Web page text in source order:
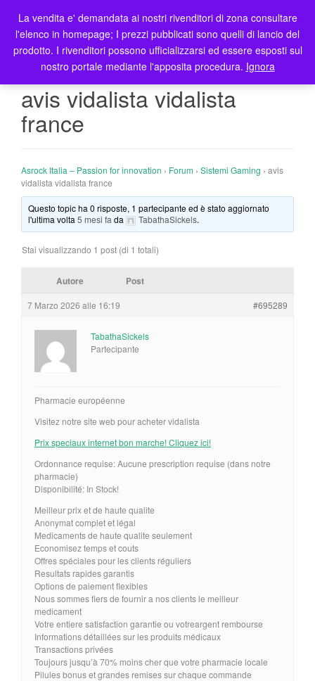
T
o
g
l
a
i
avis vidalista vidalista
france
Asrock Italia – Passion for innovation › Forum › Sistemi Gaming › avis
vidalista vidalista france
Questo topic ha 0 risposte, 1 partecipante ed è stato aggiornato
l'ultima volta5 mesi fa da TabathaSickels.
Stai visualizzando 1 post (di 1 totali)
Autore Post
7 Marzo 2026 alle 16:19 #695289
TabathaSickels
Partecipante
Pharmacie européenne
Visitez notre site web pour acheter vidalista
Prix speciaux internet bon marche! Cliquez ici!
Ordonnance requise: Aucune prescription requise (dans notre
pharmacie)
Disponibilité: In Stock!
Meilleur prix et de haute qualite
Anonymat complet et légal
Medicaments de haute qualite seulement
Economisez temps et couts
Offres spéciales pour les clients réguliers
Resultats rapides garantis
Options de paiement flexibles
Nous sommes fiers de fournir a nos clients le meilleur
medicament
Votre entiere satisfaction garantie ou votreargent rembourse
Informations détaillées sur les produits médicaux
Transactions privées
Toujours jusqu’à 70% moins cher que votre pharmacie locale
Pilules bonus et grandes remises sur chaque commande
La vendita e' demandata ai nostri rivenditori di zona consultare
l'elenco in homepage; I prezzi pubblicati sono quelli di lancio del
prodotto. I rivenditori possono ufficializzarsi ed essere esposti sul
nostro portale mediante l'apposita procedura. Ignora